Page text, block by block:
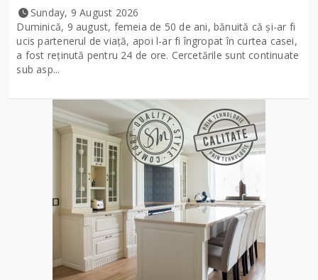
Sunday, 9 August 2026
Duminică, 9 august, femeia de 50 de ani, bănuită că și-ar fi
ucis partenerul de viață, apoi l-ar fi îngropat în curtea casei,
a fost reținută pentru 24 de ore. Cercetările sunt continuate
sub asp...